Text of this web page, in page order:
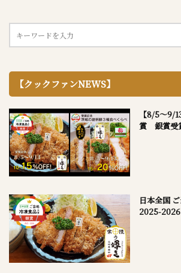
【クックファンNEWS】
【8/5～9/
賞 銀賞受
日本全国
2025-2026